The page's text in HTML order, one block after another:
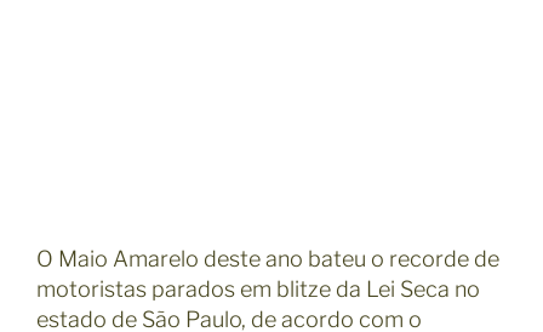
O Maio Amarelo deste ano bateu o recorde de
motoristas parados em blitze da Lei Seca no
estado de São Paulo, de acordo com o